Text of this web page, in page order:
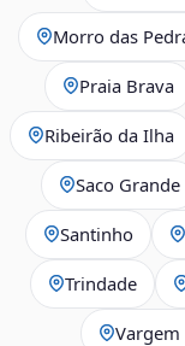
Morro das
Praia Brava
Ribeirão da Ilha
Saco Grande
Santinho
Trindade
Vargem